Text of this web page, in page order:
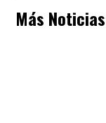
Más Noticias